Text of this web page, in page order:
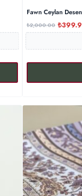
Fawn Ceylan
₺2,000.00 ₺